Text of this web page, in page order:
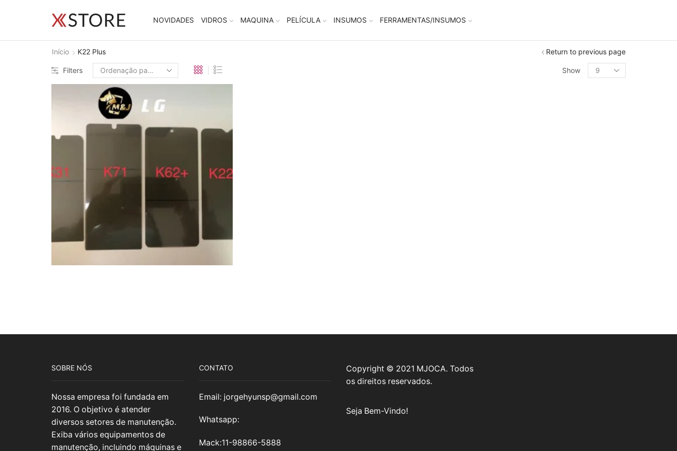
NOVIDADES VIDROS MAQUINA PELÍCULA INSUMOS FERRAMENTAS/INSUMOS
Início K22 Plus Return to previous page
Filters Show
SOBRE NÓS
Nossa empresa foi fundada em
2016. O objetivo é atender
diversos setores de manutenção.
Exiba vários equipamentos de
manutenção, incluindo máquinas e
CONTATO
Email: jorgehyunsp@gmail.com
Whatsapp:
Mack:11-98866-5888
Copyright © 2021 MJOCA. Todos
os direitos reservados.
Seja Bem-Vindo!